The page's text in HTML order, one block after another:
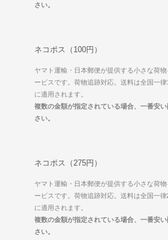
さい。
ネコポス（100円）
ヤマト運輸・日本郵便が提供する小さな荷
ービスです。荷物追跡対応。送料は全国一律
に適用されます。
複数の金額が指定されている場合、一番安
さい。
ネコポス（275円）
ヤマト運輸・日本郵便が提供する小さな荷
ービスです。荷物追跡対応。送料は全国一律
に適用されます。
複数の金額が指定されている場合、一番安
さい。